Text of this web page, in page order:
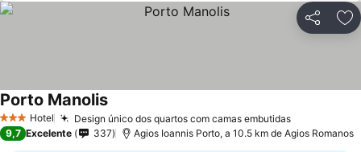
Partilhar
3 EstrelasHotel Design único dos quartos com camas embutidas
Porto Manolis
9,7 Excelente 337 Agios Ioannis Porto, a 10.5 km de Agios Romanos